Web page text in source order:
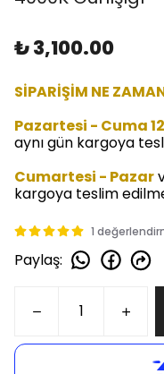
₺ 3,100.00
SİPARİŞİM NE
Pazartesi - Cuma
aynı gün kargoya
Cumartesi - Pazar
kargoya teslim
1
Paylaş: